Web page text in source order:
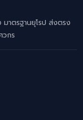
าตรฐานยุโรป ส่งตรง
วกร